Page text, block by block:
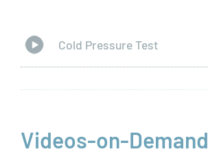
Cold Pressure Test
Videos-on-Demand